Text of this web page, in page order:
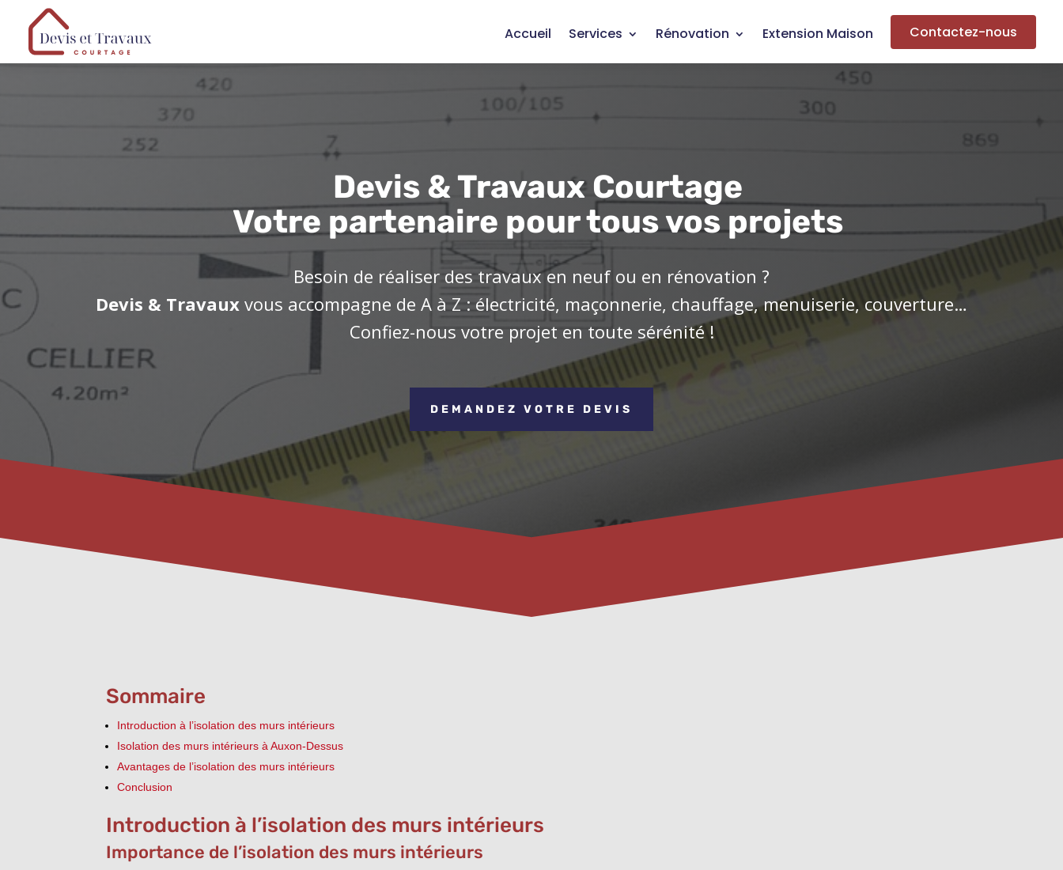
Accueil Services Rénovation Extension Maison Contactez-nous
Devis & Travaux Courtage
Votre partenaire pour tous vos projets
Besoin de réaliser des travaux en neuf ou en rénovation ?
Devis & Travaux vous accompagne de A à Z : électricité, maçonnerie, chauffage, menuiserie, couverture…
Confiez-nous votre projet en toute sérénité !
DEMANDEZ VOTRE DEVIS
Sommaire
Introduction à l’isolation des murs intérieurs
Isolation des murs intérieurs à Auxon-Dessus
Avantages de l’isolation des murs intérieurs
Conclusion
Introduction à l’isolation des murs intérieurs
Importance de l’isolation des murs intérieurs